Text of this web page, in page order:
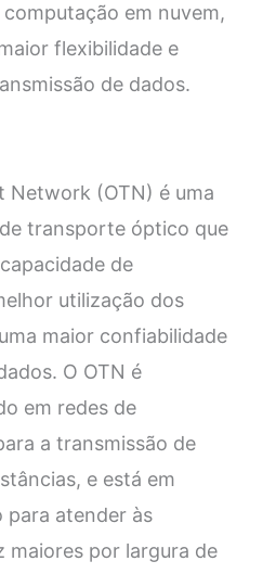
em nuvem,
flexibilidade e
de dados.
Network (OTN) é uma
transporte óptico que
de
utilização dos
maior confiabilidade
O OTN é
em redes de
a transmissão de
e está em
para atender às
maiores por largura de